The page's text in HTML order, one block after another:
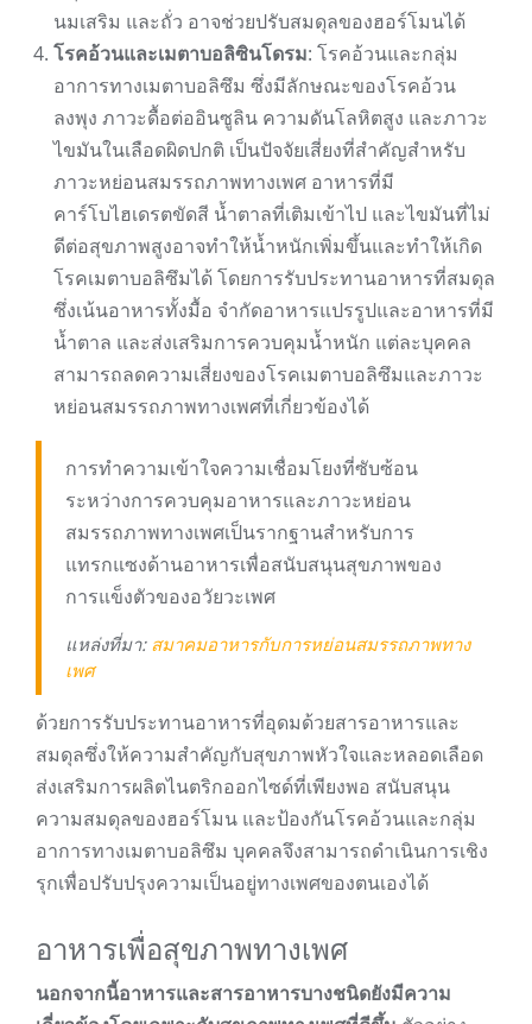
นมเสริม และถั่ว อาจช่วยปรับสมดุลของฮอร์โมนได้
โรคอ้วนและเมตาบอลิซินโดรม: โรคอ้วนและกลุ่ม
อาการทางเมตาบอลิซึม ซึ่งมีลักษณะของโรคอ้วน
ลงพุง ภาวะดื้อต่ออินซูลิน ความดันโลหิตสูง และภาวะ
ไขมันในเลือดผิดปกติ เป็นปัจจัยเสี่ยงที่สำคัญสำหรับ
ภาวะหย่อนสมรรถภาพทางเพศ อาหารที่มี
คาร์โบไฮเดรตขัดสี น้ำตาลที่เติมเข้าไป และไขมันที่ไม่
ดีต่อสุขภาพสูงอาจทำให้น้ำหนักเพิ่มขึ้นและทำให้เกิด
โรคเมตาบอลิซึมได้ โดยการรับประทานอาหารที่สมดุล
ซึ่งเน้นอาหารทั้งมื้อ จำกัดอาหารแปรรูปและอาหารที่มี
น้ำตาล และส่งเสริมการควบคุมน้ำหนัก แต่ละบุคคล
สามารถลดความเสี่ยงของโรคเมตาบอลิซึมและภาวะ
หย่อนสมรรถภาพทางเพศที่เกี่ยวข้องได้
การทำความเข้าใจความเชื่อมโยงที่ซับซ้อน
ระหว่างการควบคุมอาหารและภาวะหย่อน
สมรรถภาพทางเพศเป็นรากฐานสำหรับการ
แทรกแซงด้านอาหารเพื่อสนับสนุนสุขภาพของ
การแข็งตัวของอวัยวะเพศ
แหล่งที่มา: สมาคมอาหารกับการหย่อนสมรรถภาพทาง
เพศ
ด้วยการรับประทานอาหารที่อุดมด้วยสารอาหารและ
สมดุลซึ่งให้ความสำคัญกับสุขภาพหัวใจและหลอดเลือด
ส่งเสริมการผลิตไนตริกออกไซด์ที่เพียงพอ สนับสนุน
ความสมดุลของฮอร์โมน และป้องกันโรคอ้วนและกลุ่ม
อาการทางเมตาบอลิซึม บุคคลจึงสามารถดำเนินการเชิง
รุกเพื่อปรับปรุงความเป็นอยู่ทางเพศของตนเองได้
อาหารเพื่อสุขภาพทางเพศ
นอกจากนี้อาหารและสารอาหารบางชนิดยังมีความ